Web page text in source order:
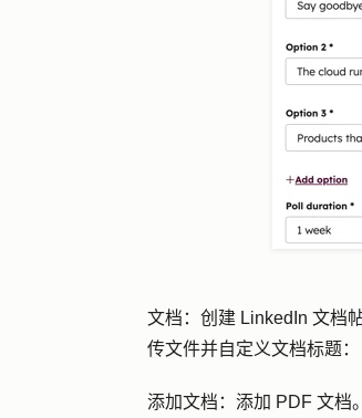
文档：创建 LinkedIn 文档
传文件并自定义文档标题：
添加文档：添加 PDF 文档